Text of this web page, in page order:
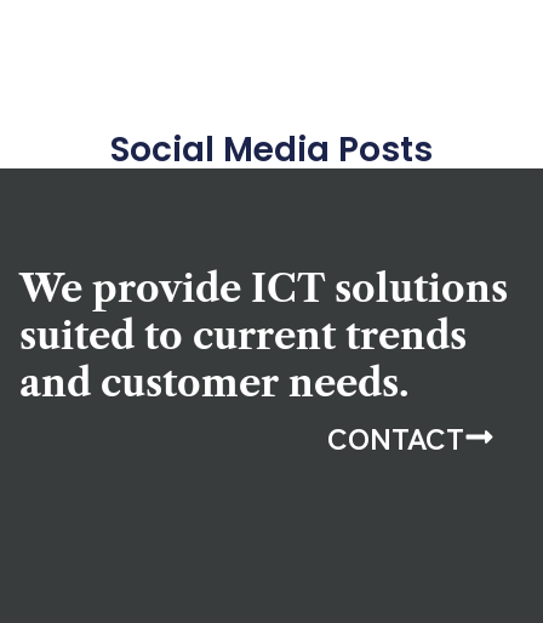
Social Media Posts
We provide ICT solutions
suited to current trends
and customer needs.
CONTACT